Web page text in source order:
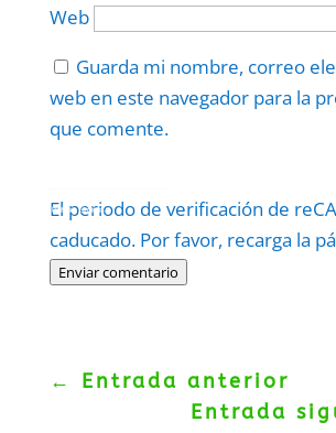
Web
Guarda mi nombre, correo
web en este navegador para la
que comente.
El periodo de verificación de
caducado. Por favor, recarga la
Enviar comentario
Politica–Términos.
← Entrada anterior
Entrada